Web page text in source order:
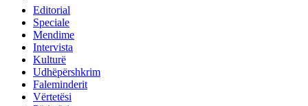
Editorial
Speciale
Mendime
Intervista
Kulturë
Udhëpërshkrim
Faleminderit
Vërtetësi